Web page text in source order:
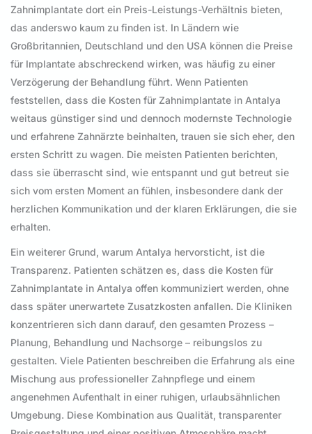
Zahnimplantate dort ein Preis-Leistungs-Verhältnis bieten,
das anderswo kaum zu finden ist. In Ländern wie
Großbritannien, Deutschland und den USA können die Preise
für Implantate abschreckend wirken, was häufig zu einer
Verzögerung der Behandlung führt. Wenn Patienten
feststellen, dass die Kosten für Zahnimplantate in Antalya
weitaus günstiger sind und dennoch modernste Technologie
und erfahrene Zahnärzte beinhalten, trauen sie sich eher, den
ersten Schritt zu wagen. Die meisten Patienten berichten,
dass sie überrascht sind, wie entspannt und gut betreut sie
sich vom ersten Moment an fühlen, insbesondere dank der
herzlichen Kommunikation und der klaren Erklärungen, die sie
erhalten.
Ein weiterer Grund, warum Antalya hervorsticht, ist die
Transparenz. Patienten schätzen es, dass die Kosten für
Zahnimplantate in Antalya offen kommuniziert werden, ohne
dass später unerwartete Zusatzkosten anfallen. Die Kliniken
konzentrieren sich dann darauf, den gesamten Prozess –
Planung, Behandlung und Nachsorge – reibungslos zu
gestalten. Viele Patienten beschreiben die Erfahrung als eine
Mischung aus professioneller Zahnpflege und einem
angenehmen Aufenthalt in einer ruhigen, urlaubsähnlichen
Umgebung. Diese Kombination aus Qualität, transparenter